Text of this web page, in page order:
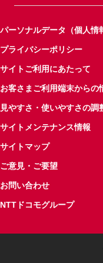
パーソナルデータ（個人情
プライバシーポリシー
サイトご利用にあたって
お客さまご利用端末からの
見やすさ・使いやすさの調
サイトメンテナンス情報
サイトマップ
ご意見・ご要望
お問い合わせ
NTTドコモグループ